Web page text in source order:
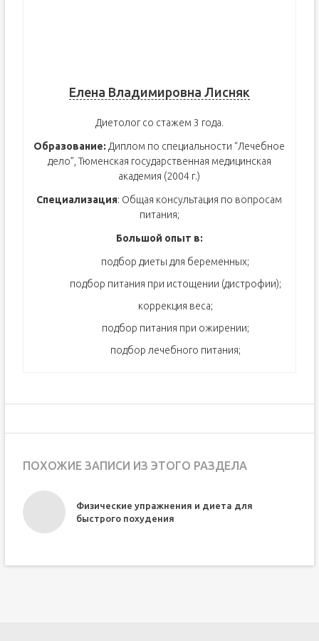
Елена Владимировна Лисняк
Диетолог со стажем 3 года.
Образование: Диплом по специальности “Лечебное
дело”, Тюменская государственная медицинская
академия (2004 г.)
Специализация: Общая консультация по вопросам
питания;
Большой опыт в:
подбор диеты для беременных;
подбор питания при истощении (дистрофии);
коррекция веса;
подбор питания при ожирении;
подбор лечебного питания;
ПОХОЖИЕ ЗАПИСИ ИЗ ЭТОГО РАЗДЕЛА
Физические упражнения и диета для
быстрого похудения